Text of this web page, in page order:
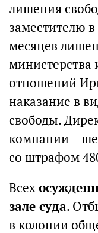
лишения
заместителю
месяцев
отношений
наказание в
свободы.
компании –
со штрафом
Всех
зале суда.
в колонии